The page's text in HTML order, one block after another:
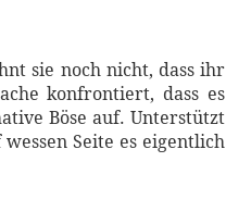
sie noch nicht, dass ihr
konfrontiert, dass es
Böse auf. Unterstützt
Seite es eigentlich